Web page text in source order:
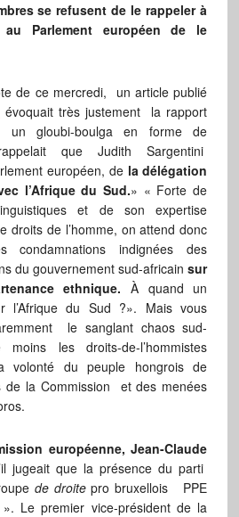
se refusent de le rappeler à
Parlement européen de le
de ce mercredi, un article publié
évoquait très justement la rapport
un gloubi-boulga en forme de
que Judith Sargentini
européen, de la délégation
l’Afrique du Sud.» « Forte de
et de son expertise
droits de l’homme, on attend donc
condamnations indignées des
du gouvernement sud-africainsur
ethnique. À quand un
l’Afrique du Sud ?». Mais vous
le sanglant chaos sud-
les droits-de-l’hommistes
volonté du peuple hongrois de
de la Commission et des menées
européenne, Jean-Claude
jugeait que la présence du parti
de droitepro bruxellois PPE
Le premier vice-président de la